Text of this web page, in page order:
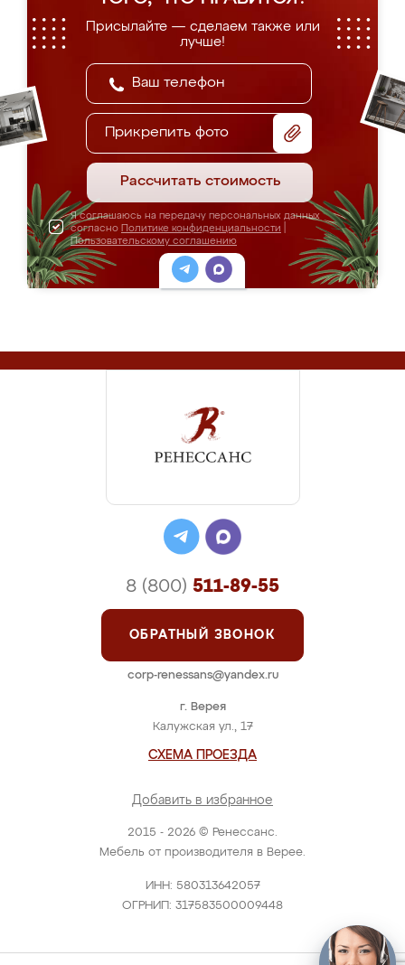
Присылайте — сделаем также или
лучше!
Прикрепить фото
Рассчитать стоимость
Я соглашаюсь на передачу персональных данных
согласно Политике конфиденциальности
Пользовательскому соглашению
2015 - 2026 © Ренессанс.
Мебель от производителя в Верее.
ИНН: 580313642057
ОГРНИП: 317583500009448
г. Верея
Калужская ул., 17
СХЕМА ПРОЕЗДА
Добавить в избранное
8 (800) 511-89-55
ОБРАТНЫЙ ЗВОНОК
corp-renessans@yandex.ru